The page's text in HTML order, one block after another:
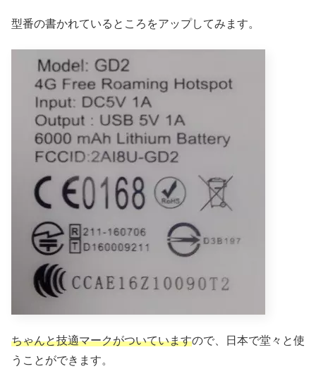
型番の書かれているところをアップしてみます。
ちゃんと技適マークがついていますので、日本で堂々と使
うことができます。